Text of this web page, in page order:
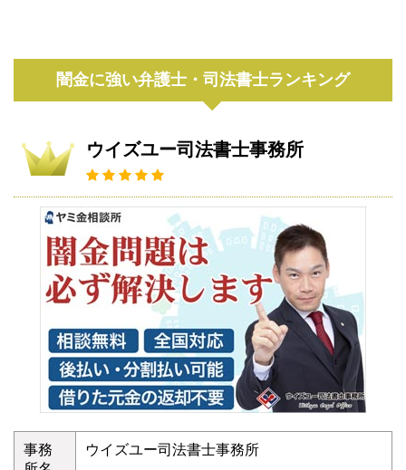
闇金に強い弁護士・司法書士ランキング
ウイズユー司法書士事務所
事務
ウイズユー司法書士事務所